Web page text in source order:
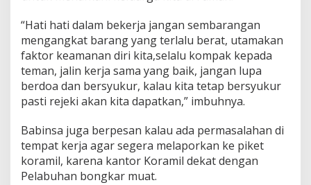
“Hati hati dalam bekerja jangan sembarangan
mengangkat barang yang terlalu berat, utamakan
faktor keamanan diri kita,selalu kompak kepada
teman, jalin kerja sama yang baik, jangan lupa
berdoa dan bersyukur, kalau kita tetap bersyukur
pasti rejeki akan kita dapatkan,” imbuhnya.
Babinsa juga berpesan kalau ada permasalahan di
tempat kerja agar segera melaporkan ke piket
koramil, karena kantor Koramil dekat dengan
Pelabuhan bongkar muat.